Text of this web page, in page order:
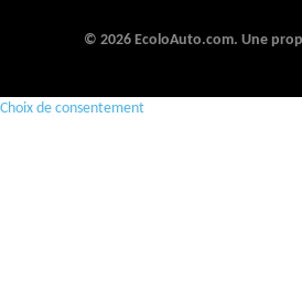
© 2026 EcoloAuto.com. Une
Choix de consentement